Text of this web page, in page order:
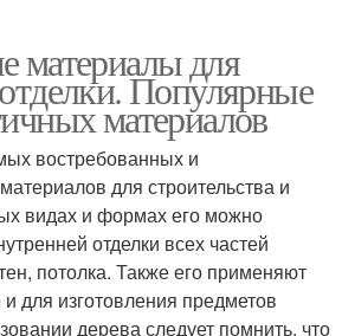
материалы для
Популярные
материалов
востребованных и
для строительства и
видах и формах его можно
отделки всех частей
потолка. Также его применяют
для изготовления предметов
дерева следует помнить, что